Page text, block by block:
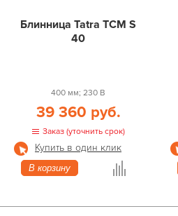
Блинница Tatra TCM S
40
400 мм; 230 В
39 360 руб.
Заказ (уточнить срок)
Купить в один клик
В корзину